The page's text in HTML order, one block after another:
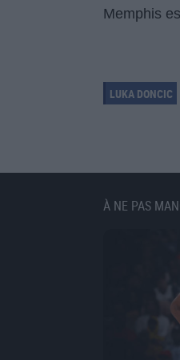
Memphis
LUKA DONCIC
À NE PAS